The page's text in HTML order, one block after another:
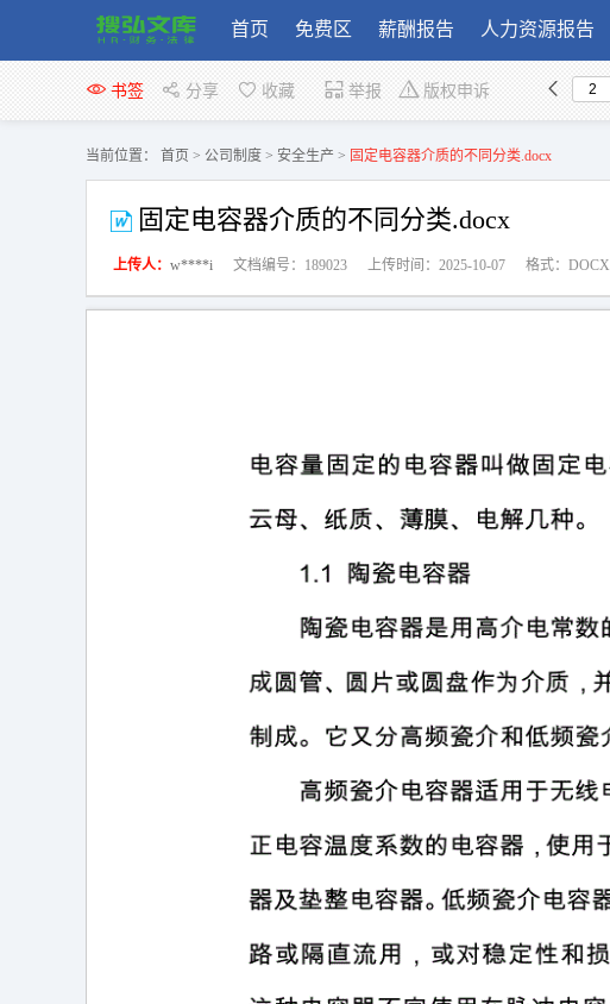
首页 免费区 薪酬报告 人力资源报告
书签 分享 收藏 举报 版权申诉
当前位置： 首页 > 公司制度 > 安全生产 > 固定电容器介质的不同分类.docx
固定电容器介质的不同分类.docx
上传人： w****i 文档编号：189023 上传时间：2025-10-07 格式：DOCX